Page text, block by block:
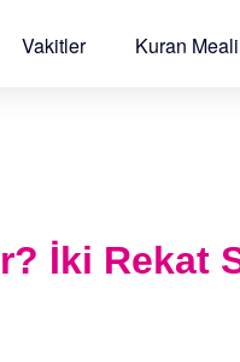
Vakitler Kuran Meali
İki Rekat